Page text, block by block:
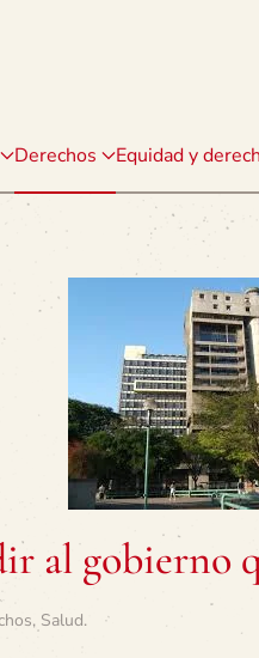
Derechos Equidad y
al gobierno
, Salud.